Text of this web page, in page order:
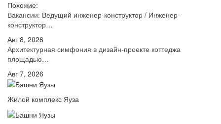
Похожие:
Вакансии: Ведущий инженер-конструктор / Инженер-
конструктор…
Авг 8, 2026
Архитектурная симфония в дизайн-проекте коттеджа
площадью…
Авг 7, 2026
Жилой комплекс Яуза